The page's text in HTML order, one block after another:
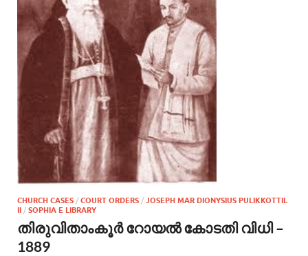
CHURCH CASES / COURT ORDERS / JOSEPH MAR DIONYSIUS PULIKKOTTIL
II / SOPHIA E LIBRARY
തിരുവിതാംകൂർ റോയൽ കോടതി വിധി –
1889